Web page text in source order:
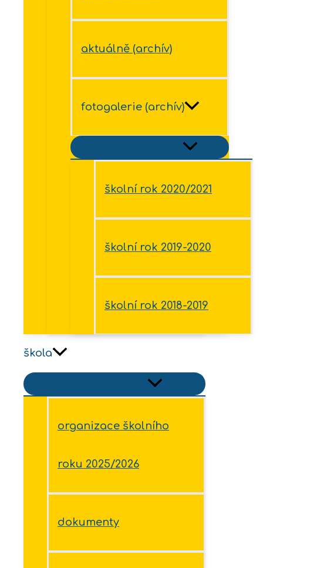
aktuálně (archív)
fotogalerie (archív)
školní rok 2020/2021
školní rok 2019-2020
školní rok 2018-2019
škola
organizace školního
roku 2025/2026
dokumenty